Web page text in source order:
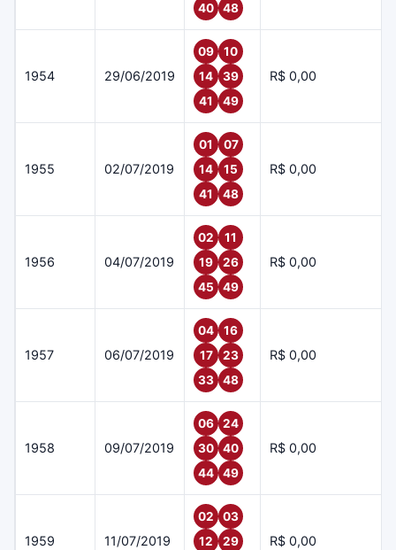
40
48
1954 29/06/2019
09
10
14
39
41
49
R$ 0,00
1955 02/07/2019
01
07
14
15
41
48
R$ 0,00
1956 04/07/2019
02
11
19
26
45
49
R$ 0,00
1957 06/07/2019
04
16
17
23
33
48
R$ 0,00
1958 09/07/2019
06
24
30
40
44
49
R$ 0,00
1959 11/07/2019
02
03
12
29
R$ 0,00